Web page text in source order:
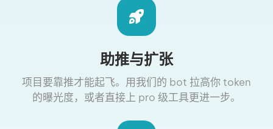
助推与扩张
项目要靠推才能起飞。用我们的 bot 拉高你 token
的曝光度，或者直接上 pro 级工具更进一步。